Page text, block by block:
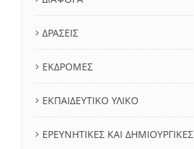
ΔΡΑΣΕΙΣ
ΕΚΔΡΟΜΕΣ
ΕΚΠΑΙΔΕΥΤΙΚΟ ΥΛΙΚΟ
ΕΡΕΥΝΗΤΙΚΕΣ ΚΑΙ ΔΗΜΙΟΥΡΓΙΚΕΣ